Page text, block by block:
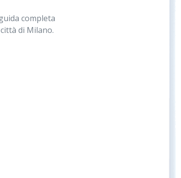
completa
di Milano.